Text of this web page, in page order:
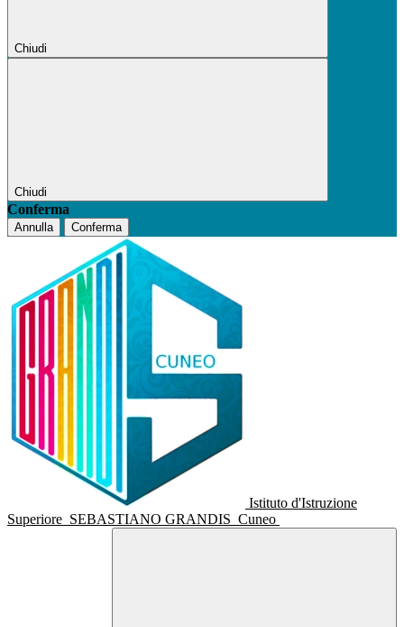
Chiudi
Chiudi
Conferma
Annulla Conferma
Istituto d'Istruzione
Superiore SEBASTIANO GRANDIS Cuneo